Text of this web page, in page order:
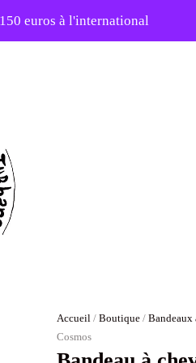
euros à l'international
Accueil /Boutique /Bandeaux
Cosmos